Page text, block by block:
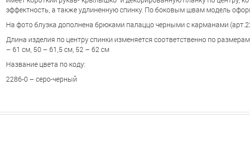
эффектность, а также удлиненную спинку. По боковым швам модель
На фото блузка дополнена брюками палаццо черными с карманами
Длина изделия по центру спинки изменяется соответственно по
– 61 см, 50 – 61,5 см, 52 – 62 см
Название цвета по коду:
2286-0 – серо-черный